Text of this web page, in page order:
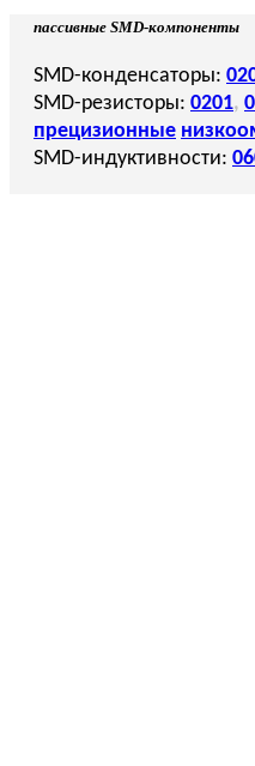
пассивные SMD-компоненты
SMD-конденсаторы:
SMD-резисторы: 0201,
прецизионные
SMD-индуктивности: